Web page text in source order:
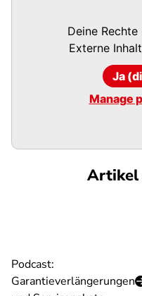
Deine
Externe
Ja
Manage
Artikel
Podcast:
Garantieverlängerungen